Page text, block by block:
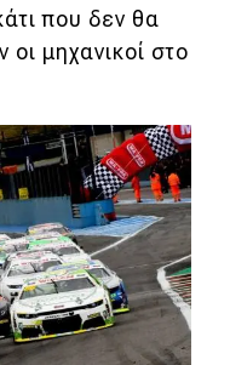
που δεν θα
μηχανικοί στο